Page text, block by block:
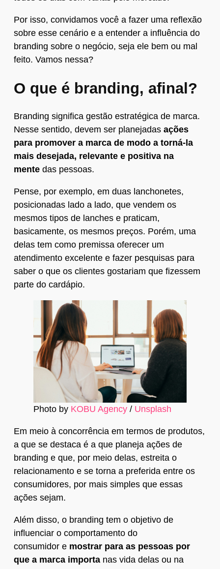
Por isso, convidamos você a fazer uma reflexão
sobre esse cenário e a entender a influência do
branding sobre o negócio, seja ele bem ou mal
feito. Vamos nessa?
O que é branding, afinal?
Branding significa gestão estratégica de marca.
Nesse sentido, devem ser planejadas ações
para promover a marca de modo a torná-la
mais desejada, relevante e positiva na
mente das pessoas.
Pense, por exemplo, em duas lanchonetes,
posicionadas lado a lado, que vendem os
mesmos tipos de lanches e praticam,
basicamente, os mesmos preços. Porém, uma
delas tem como premissa oferecer um
atendimento excelente e fazer pesquisas para
saber o que os clientes gostariam que fizessem
parte do cardápio.
Photo by KOBU Agency / Unsplash
Em meio à concorrência em termos de produtos,
a que se destaca é a que planeja ações de
branding e que, por meio delas, estreita o
relacionamento e se torna a preferida entre os
consumidores, por mais simples que essas
ações sejam.
Além disso, o branding tem o objetivo de
influenciar o comportamento do
consumidor e mostrar para as pessoas por
que a marca importa nas vida delas ou na